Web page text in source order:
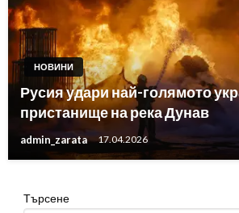
НОВИНИ
Русия удари най-голямото
пристанище на река Дунав
admin_zarata 17.04.2026
Търсене